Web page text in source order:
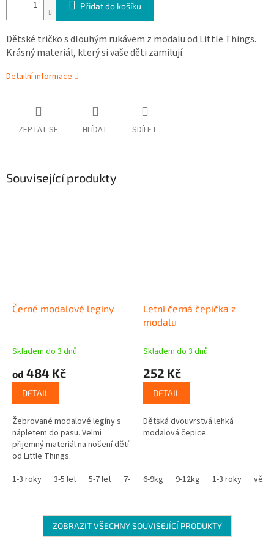
Přidat do košíku
Dětské tričko s dlouhým rukávem z modalu od Little Things.
Krásný materiál, který si vaše děti zamilují.
Detailní informace
ZEPTAT SE HLÍDAT SDÍLET
Související produkty
Černé modalové legíny
Skladem do 3 dnů
od 484 Kč
DETAIL
Žebrované modalové legíny s
nápletem do pasu. Velmi
přijemný materiál na nošení dětí
od Little Things.
1-3 roky
3-5 let 5-7 let 7-9 let 9-11 let
Letní černá čepička z
modalu
Skladem do 3 dnů
252 Kč
DETAIL
Dětská dvouvrstvá lehká
modalová čepice.
6-9kg 9-12kg 1-3 roky věk
ZOBRAZIT VŠECHNY SOUVISEJÍCÍ PRODUKTY